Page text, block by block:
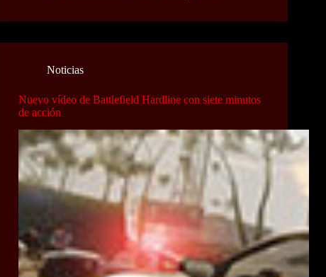
Noticias
Nuevo vídeo de Battlefield Hardline con siete minutos
de acción